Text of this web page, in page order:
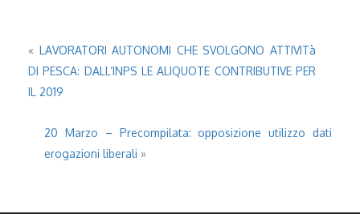
« LAVORATORI AUTONOMI CHE SVOLGONO ATTIVITà
DI PESCA: DALL’INPS LE ALIQUOTE CONTRIBUTIVE PER
IL 2019
20 Marzo – Precompilata: opposizione utilizzo dati
erogazioni liberali »